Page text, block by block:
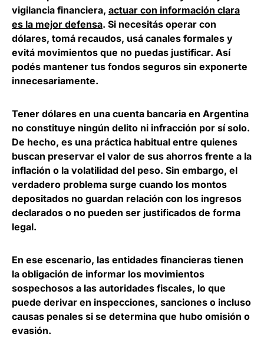
vigilancia financiera, actuar con información clara
es la mejor defensa. Si necesitás operar con
dólares, tomá recaudos, usá canales formales y
evitá movimientos que no puedas justificar. Así
podés mantener tus fondos seguros sin exponerte
innecesariamente.
Tener dólares en una cuenta bancaria en Argentina
no constituye ningún delito ni infracción por sí solo.
De hecho, es una práctica habitual entre quienes
buscan preservar el valor de sus ahorros frente a la
inflación o la volatilidad del peso. Sin embargo, el
verdadero problema surge cuando los montos
depositados no guardan relación con los ingresos
declarados o no pueden ser justificados de forma
legal.
En ese escenario, las entidades financieras tienen
la obligación de informar los movimientos
sospechosos a las autoridades fiscales, lo que
puede derivar en inspecciones, sanciones o incluso
causas penales si se determina que hubo omisión o
evasión.